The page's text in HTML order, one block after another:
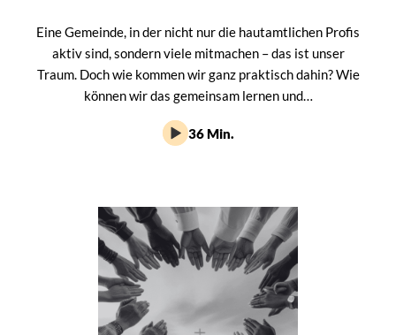
Eine Gemeinde, in der nicht nur die hautamtlichen Profis
aktiv sind, sondern viele mitmachen – das ist unser
Traum. Doch wie kommen wir ganz praktisch dahin? Wie
können wir das gemeinsam lernen und…
36 Min.